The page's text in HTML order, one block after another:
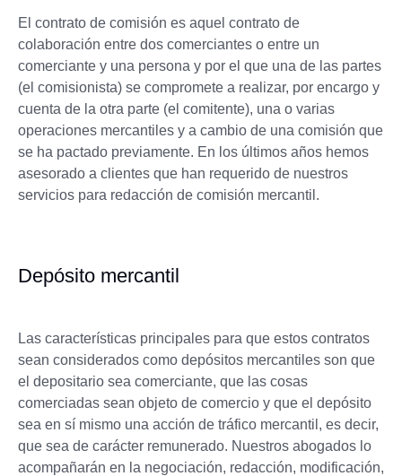
El contrato de comisión es aquel contrato de
colaboración entre dos comerciantes o entre un
comerciante y una persona y por el que una de las partes
(el comisionista) se compromete a realizar, por encargo y
cuenta de la otra parte (el comitente), una o varias
operaciones mercantiles y a cambio de una comisión que
se ha pactado previamente. En los últimos años hemos
asesorado a clientes que han requerido de nuestros
servicios para redacción de comisión mercantil.
Depósito mercantil
Las características principales para que estos contratos
sean considerados como depósitos mercantiles son que
el depositario sea comerciante, que las cosas
comerciadas sean objeto de comercio y que el depósito
sea en sí mismo una acción de tráfico mercantil, es decir,
que sea de carácter remunerado. Nuestros abogados lo
acompañarán en la negociación, redacción, modificación,